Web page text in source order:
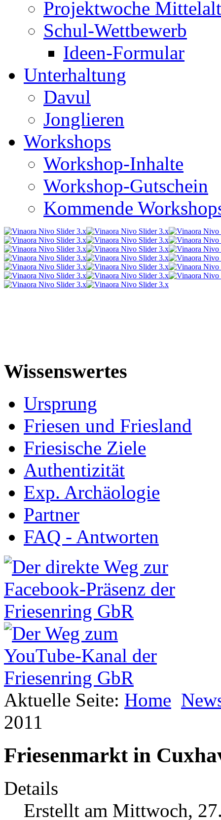
Projektwoche
Schul-Wettbewerb
Ideen-Formular
Unterhaltung
Davul
Jonglieren
Workshops
Workshop-Inhalte
Workshop-Gutschein
Kommende
Wissenswertes
Ursprung
Friesen und Friesland
Friesische Ziele
Authentizität
Exp. Archäologie
Partner
FAQ - Antworten
Aktuelle Seite: Home
2011
Friesenmarkt in
Details
Erstellt am Mittwoch,